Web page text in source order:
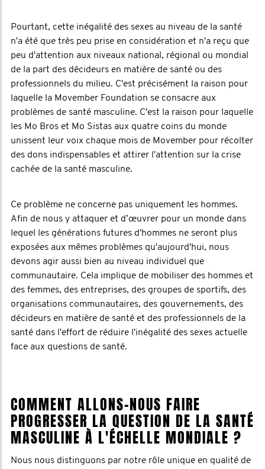
Pourtant, cette inégalité des sexes au niveau de la santé
n'a été que très peu prise en considération et n'a reçu que
peu d'attention aux niveaux national, régional ou mondial
de la part des décideurs en matière de santé ou des
professionnels du milieu. C'est précisément la raison pour
laquelle la Movember Foundation se consacre aux
problèmes de santé masculine. C'est la raison pour laquelle
les Mo Bros et Mo Sistas aux quatre coins du monde
unissent leur voix chaque mois de Movember pour récolter
des dons indispensables et attirer l'attention sur la crise
cachée de la santé masculine.
Ce problème ne concerne pas uniquement les hommes.
Afin de nous y attaquer et d’œuvrer pour un monde dans
lequel les générations futures d'hommes ne seront plus
exposées aux mêmes problèmes qu'aujourd'hui, nous
devons agir aussi bien au niveau individuel que
communautaire. Cela implique de mobiliser des hommes et
des femmes, des entreprises, des groupes de sportifs, des
organisations communautaires, des gouvernements, des
décideurs en matière de santé et des professionnels de la
santé dans l'effort de réduire l'inégalité des sexes actuelle
face aux questions de santé.
COMMENT ALLONS-NOUS FAIRE
PROGRESSER LA QUESTION DE LA SANTÉ
MASCULINE À L'ÉCHELLE MONDIALE ?
Nous nous distinguons par notre rôle unique en qualité de